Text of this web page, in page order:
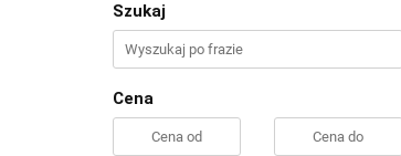
Szukaj
Cena